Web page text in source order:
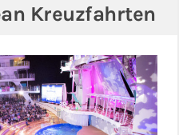
Kreuzfahrten